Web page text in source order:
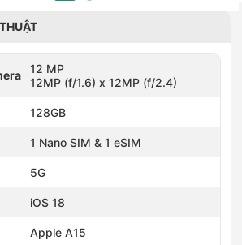
12 MP
12MP (f/1.6) x 12MP (f/2.4)
128GB
1 Nano SIM & 1 eSIM
5G
iOS 18
Apple A15